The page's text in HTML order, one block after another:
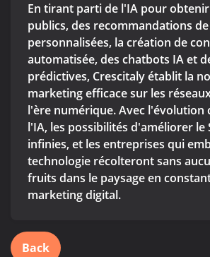
En tirant parti de l'IA pour
publics, des recommandations
personnalisées, la création de
automatisée, des chatbots IA et
prédictives, Crescitaly établit la
marketing efficace sur les
l'ère numérique. Avec l'évolution
l'IA, les possibilités d'améliorer le
infinies, et les entreprises qui
technologie récolteront sans
fruits dans le paysage en
marketing digital.
Back